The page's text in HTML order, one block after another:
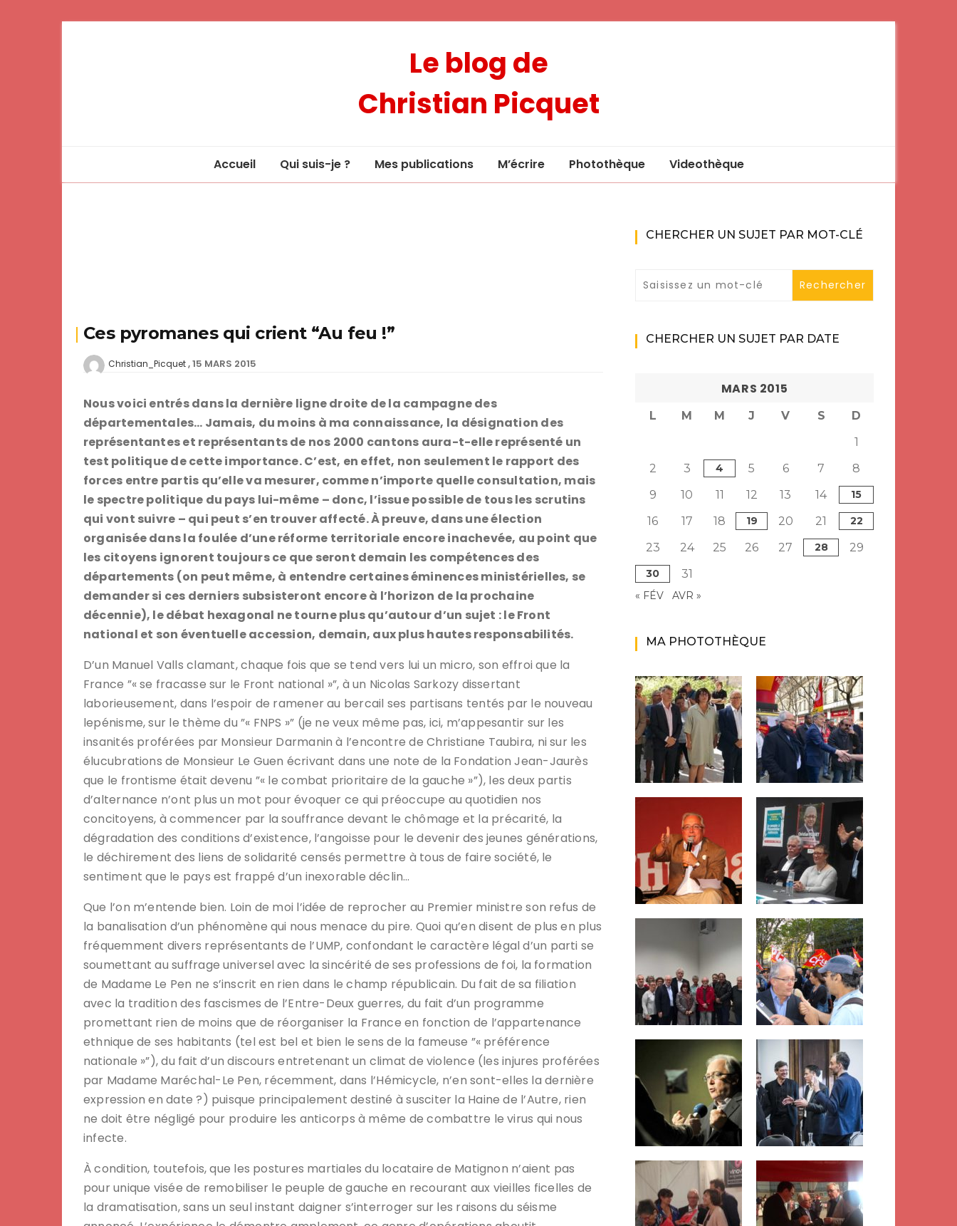
Le blog de
Christian Picquet
Accueil Qui suis-je ? Mes publications M’écrire Photothèque Videothèque
Ces pyromanes qui crient “Au feu !”
Christian_Picquet 15 MARS 2015
Nous voici entrés dans la dernière ligne droite de la campagne des
départementales… Jamais, du moins à ma connaissance, la désignation des
représentantes et représentants de nos 2000 cantons aura-t-elle représenté un
test politique de cette importance. C’est, en effet, non seulement le rapport des
forces entre partis qu’elle va mesurer, comme n’importe quelle consultation, mais
le spectre politique du pays lui-même – donc, l’issue possible de tous les scrutins
qui vont suivre – qui peut s’en trouver affecté. À preuve, dans une élection
organisée dans la foulée d’une réforme territoriale encore inachevée, au point que
les citoyens ignorent toujours ce que seront demain les compétences des
départements (on peut même, à entendre certaines éminences ministérielles, se
demander si ces derniers subsisteront encore à l’horizon de la prochaine
décennie), le débat hexagonal ne tourne plus qu’autour d’un sujet : le Front
national et son éventuelle accession, demain, aux plus hautes responsabilités.
D’un Manuel Valls clamant, chaque fois que se tend vers lui un micro, son effroi que la
France ”« se fracasse sur le Front national »”, à un Nicolas Sarkozy dissertant
laborieusement, dans l’espoir de ramener au bercail ses partisans tentés par le nouveau
lepénisme, sur le thème du ”« FNPS »” (je ne veux même pas, ici, m’appesantir sur les
insanités proférées par Monsieur Darmanin à l’encontre de Christiane Taubira, ni sur les
élucubrations de Monsieur Le Guen écrivant dans une note de la Fondation Jean-Jaurès
que le frontisme était devenu ”« le combat prioritaire de la gauche »”), les deux partis
d’alternance n’ont plus un mot pour évoquer ce qui préoccupe au quotidien nos
concitoyens, à commencer par la souffrance devant le chômage et la précarité, la
dégradation des conditions d’existence, l’angoisse pour le devenir des jeunes générations,
le déchirement des liens de solidarité censés permettre à tous de faire société, le
sentiment que le pays est frappé d’un inexorable déclin…
Que l’on m’entende bien. Loin de moi l’idée de reprocher au Premier ministre son refus de
la banalisation d’un phénomène qui nous menace du pire. Quoi qu’en disent de plus en plus
fréquemment divers représentants de l’UMP, confondant le caractère légal d’un parti se
soumettant au suffrage universel avec la sincérité de ses professions de foi, la formation
de Madame Le Pen ne s’inscrit en rien dans le champ républicain. Du fait de sa filiation
avec la tradition des fascismes de l’Entre-Deux guerres, du fait d’un programme
promettant rien de moins que de réorganiser la France en fonction de l’appartenance
ethnique de ses habitants (tel est bel et bien le sens de la fameuse ”« préférence
nationale »”), du fait d’un discours entretenant un climat de violence (les injures proférées
par Madame Maréchal-Le Pen, récemment, dans l’Hémicycle, n’en sont-elles la dernière
expression en date ?) puisque principalement destiné à susciter la Haine de l’Autre, rien
ne doit être négligé pour produire les anticorps à même de combattre le virus qui nous
infecte.
À condition, toutefois, que les postures martiales du locataire de Matignon n’aient pas
pour unique visée de remobiliser le peuple de gauche en recourant aux vieilles ficelles de
la dramatisation, sans un seul instant daigner s’interroger sur les raisons du séisme
CHERCHER UN SUJET PAR MOT-CLÉ
CHERCHER UN SUJET PAR DATE
MARS 2015
L M M J V S
D
1
2
3 4 5 6 7
8
9
10 11 12 13 14 15
16 17 18 19 20 21 22
23 24 25 26 27 28 29
30 31
« FÉV AVR »
MA PHOTOTHÈQUE